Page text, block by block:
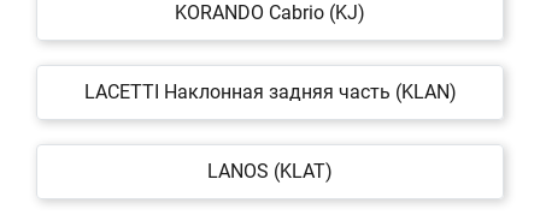
KORANDO Cabrio (KJ)
LACETTI Наклонная задняя часть (KLAN)
LANOS (KLAT)